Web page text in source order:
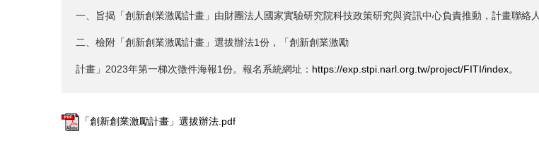
一、旨揭「創新創業激勵計畫」由財團法人國家實驗研究院科技政策研究與資訊中心負責推動，計畫聯絡
二、檢附「創新創業激勵計畫」選拔辦法1份，「創新創業激勵
計畫」2023年第一梯次徵件海報1份。報名系統網址： https://exp.stpi.narl.org.tw/project/FITI/index。
「創新創業激勵計畫」選拔辦法.pdf